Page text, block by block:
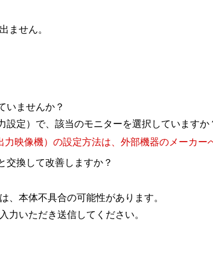
ません。
いませんか？
定）で、該当のモニターを選択していますか
像機）の設定方法は、外部機器のメーカー
交換して改善しますか？
、本体不具合の可能性があります。
力いただき送信してください。